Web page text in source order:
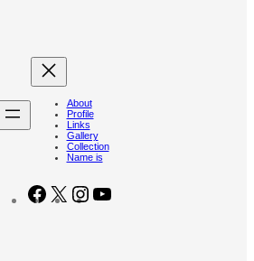
About
Profile
Links
Gallery
Collection
Name is
Facebook
X Instagram